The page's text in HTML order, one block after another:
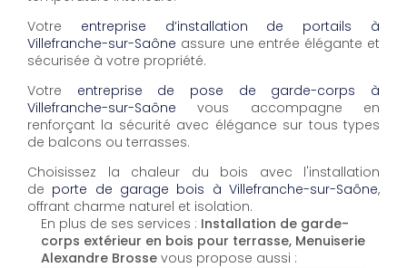
Votre entreprise d’installation de portails à
Villefranche-sur-Saône assure une entrée élégante et
sécurisée à votre propriété.
Votre entreprise de pose de garde-corps à
Villefranche-sur-Saône vous accompagne en
renforçant la sécurité avec élégance sur tous types
de balcons ou terrasses.
Choisissez la chaleur du bois avec l'installation
de porte de garage bois à Villefranche-sur-Saône,
offrant charme naturel et isolation.
En plus de ses services : Installation de garde-
corps extérieur en bois pour terrasse, Menuiserie
Alexandre Brosse vous propose aussi :